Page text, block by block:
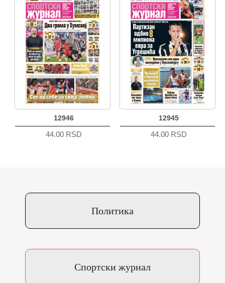
12946
44.00 RSD
12945
44.00 RSD
Политика
Спортски журнал